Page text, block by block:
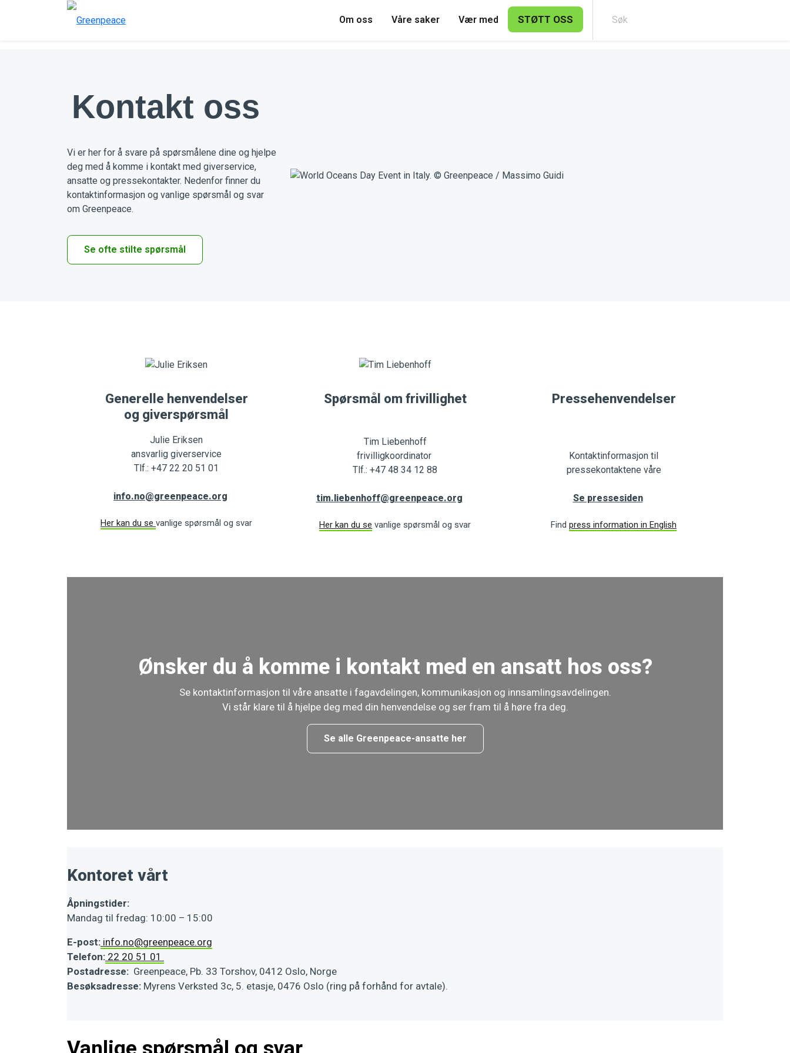
Om oss Våre saker Vær med STØTT OSS
Kontakt oss
Vi er her for å svare på spørsmålene dine og hjelpe
deg med å komme i kontakt med giverservice,
ansatte og pressekontakter. Nedenfor finner du
kontaktinformasjon og vanlige spørsmål og svar
om Greenpeace.
Se ofte stilte spørsmål
Generelle henvendelser
og giverspørsmål
Julie Eriksen
ansvarlig giverservice
Tlf.: +47 22 20 51 01
info.no@greenpeace.org
Her kan du se vanlige spørsmål og svar
Spørsmål om frivillighet
Tim Liebenhoff
frivilligkoordinator
Tlf.: +47 48 34 12 88
tim.liebenhoff@greenpeace.org
Her kan du se vanlige spørsmål og svar
Pressehenvendelser
Kontaktinformasjon til
pressekontaktene våre
Se pressesiden
Find press information in English
Ønsker du å komme i kontakt med en ansatt hos oss?
Se kontaktinformasjon til våre ansatte i fagavdelingen, kommunikasjon og innsamlingsavdelingen.
Vi står klare til å hjelpe deg med din henvendelse og ser fram til å høre fra deg.
Se alle Greenpeace-ansatte her
Kontoret vårt
Åpningstider:
Mandag til fredag: 10:00 – 15:00
E-post: info.no@greenpeace.org
Telefon: 22 20 51 01
Postadresse: Greenpeace, Pb. 33 Torshov, 0412 Oslo, Norge
Besøksadresse: Myrens Verksted 3c, 5. etasje, 0476 Oslo (ring på forhånd for avtale).